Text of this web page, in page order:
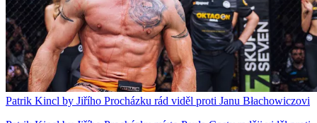
Patrik Kincl by Jiřího Procházku rád viděl proti Janu Błachowiczovi